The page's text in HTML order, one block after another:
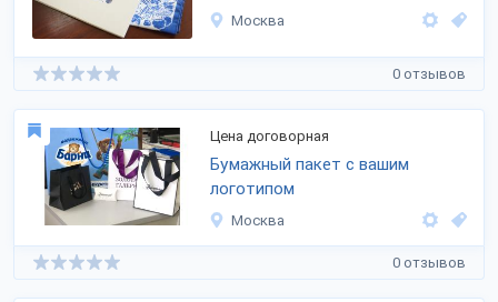
Москва
0 отзывов
Цена договорная
Бумажный пакет с вашим
логотипом
Москва
0 отзывов